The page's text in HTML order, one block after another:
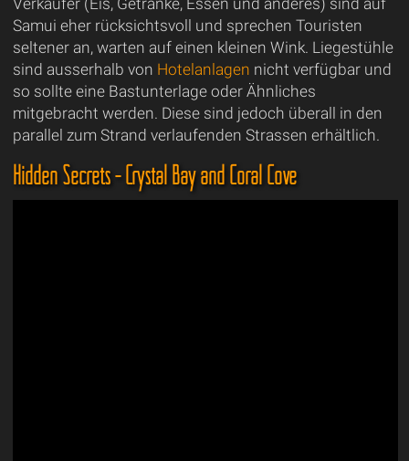
Verkäufer (Eis, Getränke, Essen und anderes) sind auf
Samui eher rücksichtsvoll und sprechen Touristen
seltener an, warten auf einen kleinen Wink. Liegestühle
sind ausserhalb von Hotelanlagen nicht verfügbar und
so sollte eine Bastunterlage oder Ähnliches
mitgebracht werden. Diese sind jedoch überall in den
parallel zum Strand verlaufenden Strassen erhältlich.
Hidden Secrets - Crystal Bay and Coral Cove